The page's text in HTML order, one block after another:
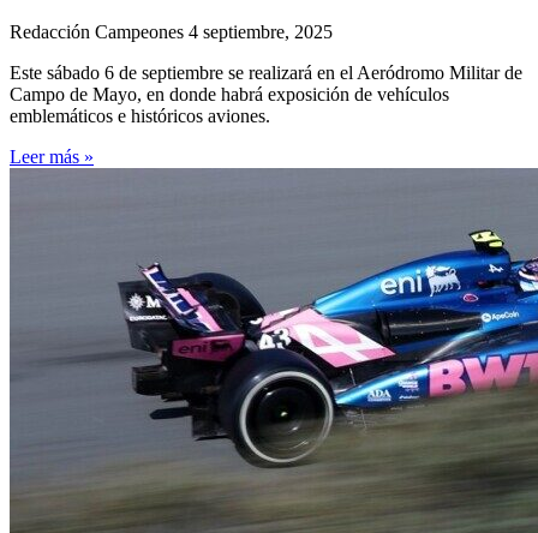
Redacción Campeones 4 septiembre, 2025
Este sábado 6 de septiembre se realizará en el Aeródromo Militar de
Campo de Mayo, en donde habrá exposición de vehículos
emblemáticos e históricos aviones.
Leer más »